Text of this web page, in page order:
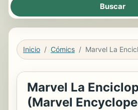
Inicio Cómics
Marvel La
(Marvel